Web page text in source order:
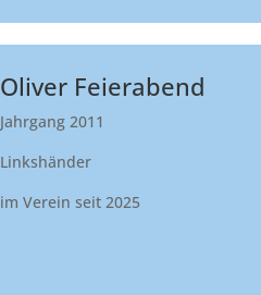
Oliver Feierabend
Jahrgang 2011
Linkshänder
im Verein seit 2025